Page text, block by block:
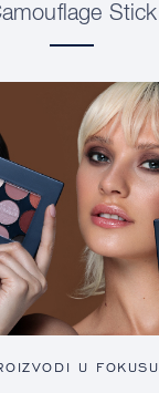
Stick
U FOKUSU